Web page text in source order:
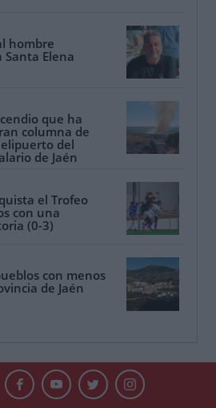
hombre
Santa Elena
que ha
columna de
del
de Jaén
el Trofeo
con una
(0-3)
con menos
de Jaén